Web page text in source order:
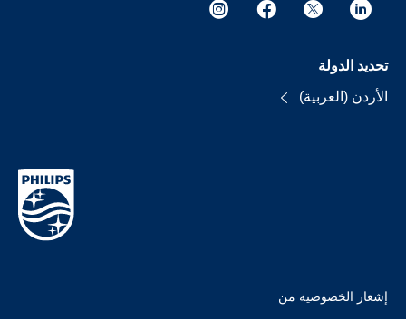
تحديد الدولة
الأردن (العربية)
إشعار الخصوصية من